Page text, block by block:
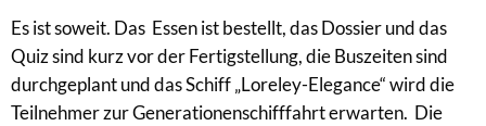
Es ist soweit. Das Essen ist bestellt, das Dossier und das
Quiz sind kurz vor der Fertigstellung, die Buszeiten sind
durchgeplant und das Schiff „Loreley-Elegance“ wird die
Teilnehmer zur Generationenschifffahrt erwarten. Die